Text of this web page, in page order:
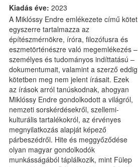
Kiadás éve: 2023
A Miklóssy Endre emlékezete című kötet
egyszerre tartalmazza az
építészmérnökre, íróra, filozófusra és
eszmetörténészre való megemlékezés –
személyes és tudományos indíttatású –
dokumentumait, valamint a szerző eddig
kötetben meg nem jelent írásait. Ezek
az írások arról tanúskodnak, ahogyan
Miklóssy Endre gondolkodott a világról,
nemzeti sorskérdésekről, szellemi-
kulturális tartalékokról, az érvényes
megnyilatkozás alapját képező
párbeszédről. Hite és meggyőződése
olyan magyar gondolkodók
munkásságából táplálkozik, mint Fülep